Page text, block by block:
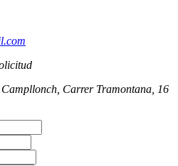
Carrer Tramontana, 16